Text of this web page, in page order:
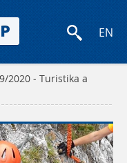
EN
2020 - Turistika a